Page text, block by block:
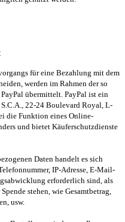
für eine Bezahlung mit dem
werden im Rahmen der so
übermittelt. PayPal ist ein
22-24 Boulevard Royal, L-
die Funktion eines Online-
und bietet Käuferschutzdienste
Daten handelt es sich
IP-Adresse, E-Mail-
erforderlich sind, als
stehen, wie Gesamtbetrag,
usw.